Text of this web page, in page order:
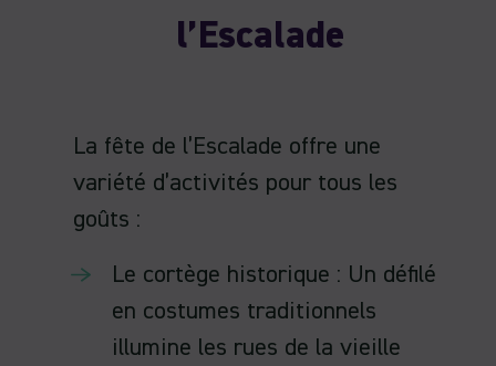
l’Escalade
La fête de l’Escalade offre une
variété d’activités pour tous les
goûts :
Le cortège historique : Un défilé
en costumes traditionnels
illumine les rues de la vieille